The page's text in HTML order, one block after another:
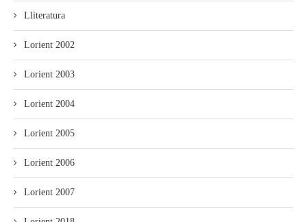
Lliteratura
Lorient 2002
Lorient 2003
Lorient 2004
Lorient 2005
Lorient 2006
Lorient 2007